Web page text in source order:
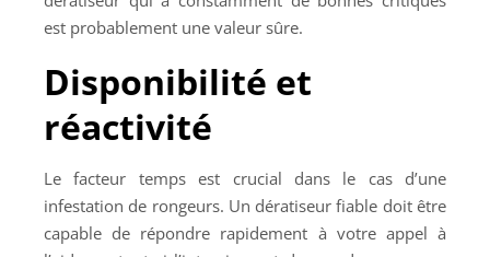
est probablement une valeur sûre.
Disponibilité et
réactivité
Le facteur temps est crucial dans le cas d’une
infestation de rongeurs. Un dératiseur fiable doit être
capable de répondre rapidement à votre appel à